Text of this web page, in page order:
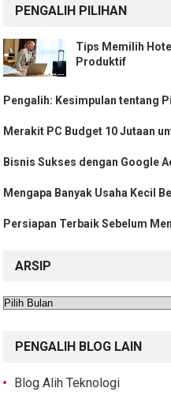
PENGALIH PILIHAN
Tips Memilih
Produktif
Pengalih: Kesimpulan tentang
Merakit PC Budget 10 Jutaan
Bisnis Sukses dengan Google
Mengapa Banyak Usaha Kecil
Persiapan Terbaik Sebelum
ARSIP
Arsip
PENGALIH BLOG LAIN
Blog Alih Teknologi